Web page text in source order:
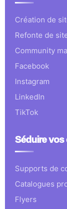
Création de
Refonte de
Community
Facebook
Instagram
LinkedIn
TikTok
Séduire vos
Supports de
Catalogues
Flyers